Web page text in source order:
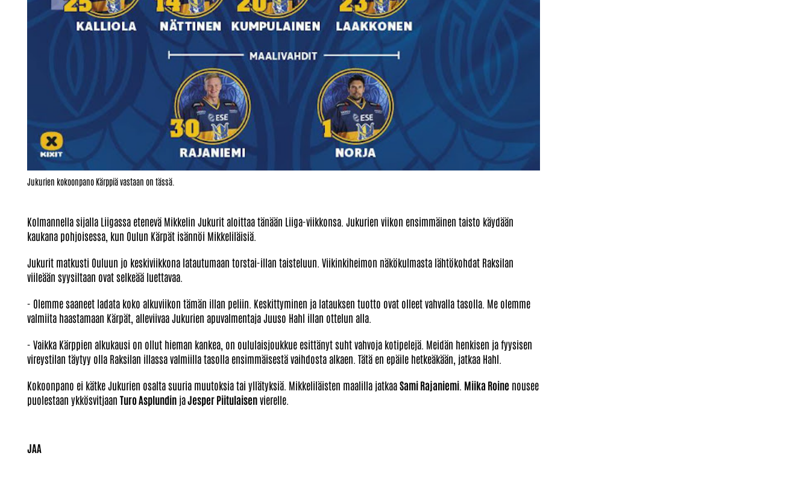
Jukurien kokoonpano Kärppiä vastaan on tässä.
Kolmannella sijalla Liigassa etenevä Mikkelin Jukurit aloittaa tänään Liiga-viikkonsa. Jukurien viikon ensimmäinen taisto käydään
kaukana pohjoisessa, kun Oulun Kärpät isännöi Mikkeliläisiä.
Jukurit matkusti Ouluun jo keskiviikkona latautumaan torstai-illan taisteluun. Viikinkiheimon näkökulmasta lähtökohdat Raksilan
viileään syysiltaan ovat selkeää luettavaa.
- Olemme saaneet ladata koko alkuviikon tämän illan peliin. Keskittyminen ja latauksen tuotto ovat olleet vahvalla tasolla. Me olemme
valmiita haastamaan Kärpät, alleviivaa Jukurien apuvalmentaja Juuso Hahl illan ottelun alla.
- Vaikka Kärppien alkukausi on ollut hieman kankea, on oululaisjoukkue esittänyt suht vahvoja kotipelejä. Meidän henkisen ja fyysisen
vireystilan täytyy olla Raksilan illassa valmiilla tasolla ensimmäisestä vaihdosta alkaen. Tätä en epäile hetkeäkään, jatkaa Hahl.
Kokoonpano ei kätke Jukurien osalta suuria muutoksia tai yllätyksiä. Mikkeliläisten maalilla jatkaaSami Rajaniemi Miika Roine nousee
puolestaan ykkösvitjaan Turo Asplundin jaJesper Piitulaisenvierelle.